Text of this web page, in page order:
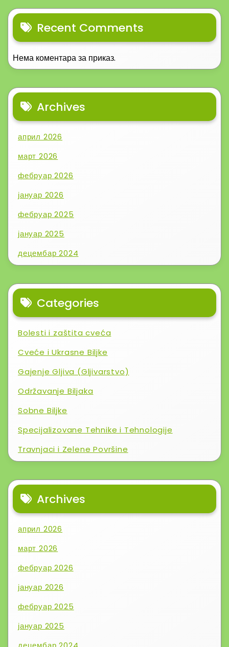
Recent Comments
Нема коментара за приказ.
Archives
април 2026
март 2026
фебруар 2026
јануар 2026
фебруар 2025
јануар 2025
децембар 2024
Categories
Bolesti i zaštita cveća
Cveće i Ukrasne Biljke
Gajenje Gljiva (Gljivarstvo)
Održavanje Biljaka
Sobne Biljke
Specijalizovane Tehnike i Tehnologije
Travnjaci i Zelene Površine
Archives
април 2026
март 2026
фебруар 2026
јануар 2026
фебруар 2025
јануар 2025